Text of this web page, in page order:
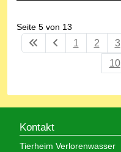
Seite 5 von 13
1 2 3
10
Kontakt
Tierheim Verlorenwasser